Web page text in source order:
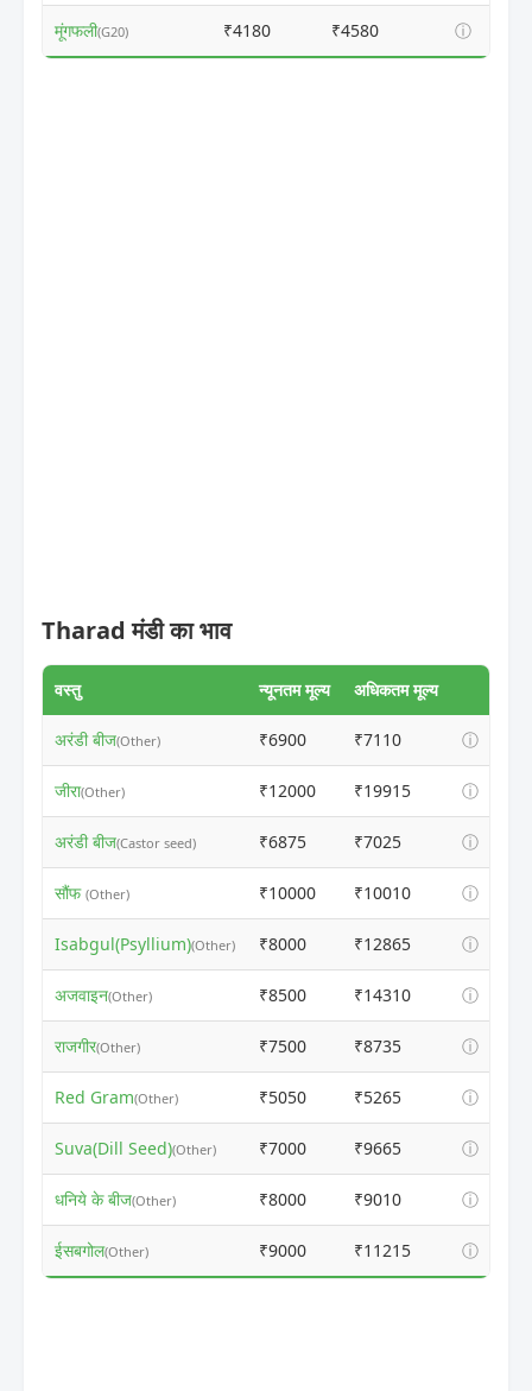
मूंगफली(G20) ₹4180 ₹4580 ⓘ
Tharad मंडी का भाव
वस्तु न्यूनतम मूल्य अधिकतम मूल्य
अरंडी बीज(Other) ₹6900 ₹7110 ⓘ
जीरा(Other) ₹12000 ₹19915 ⓘ
अरंडी बीज(Castor seed) ₹6875 ₹7025 ⓘ
सौंफ (Other) ₹10000 ₹10010 ⓘ
Isabgul(Psyllium)(Other) ₹8000 ₹12865 ⓘ
अजवाइन(Other) ₹8500 ₹14310 ⓘ
राजगीर(Other) ₹7500 ₹8735 ⓘ
Red Gram(Other) ₹5050 ₹5265 ⓘ
Suva(Dill Seed)(Other) ₹7000 ₹9665 ⓘ
धनिये के बीज(Other) ₹8000 ₹9010 ⓘ
ईसबगोल(Other) ₹9000 ₹11215 ⓘ